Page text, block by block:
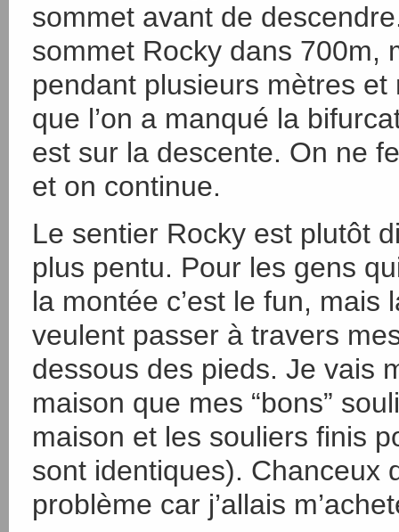
sommet avant de
sommet Rocky dans 700m,
pendant plusieurs mètres
que l’on a manqué la
est sur la descente. On ne
et on continue.
Le sentier Rocky est plutôt
plus pentu. Pour les gens
la montée c’est le fun, mais
veulent passer à travers
dessous des pieds. Je vais
maison que mes “bons”
maison et les souliers finis
sont identiques). Chanceux
problème car j’allais